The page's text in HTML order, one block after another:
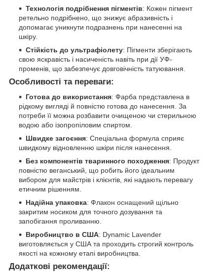
Технологія подрібнення пігментів: Кожен пігмент
ретельно подрібнено, що знижує абразивність і
допомагає уникнути подразнень при нанесенні на
шкіру.
Стійкість до ультрафіолету: Пігменти зберігають
свою яскравість і насиченість навіть при дії УФ-
променів, що забезпечує довговічність татуювання.
Особливості та переваги:
Готова до використання: Фарба представлена в
рідкому вигляді й повністю готова до нанесення. За
потреби її можна розбавити очищеною чи стерильною
водою або ізопропіловим спиртом.
Швидке загоєння: Спеціальна формула сприяє
швидкому відновленню шкіри після нанесення.
Без компонентів тваринного походження: Продукт
повністю веганський, що робить його ідеальним
вибором для майстрів і клієнтів, які надають перевагу
етичним рішенням.
Надійна упаковка: Флакон оснащений щільно
закритим носиком для точного дозування та
запобігання проливанню.
Виробництво в США: Dynamic Lavender
виготовляється у США та проходить строгий контроль
якості на кожному етапі виробництва.
Додаткові рекомендації: